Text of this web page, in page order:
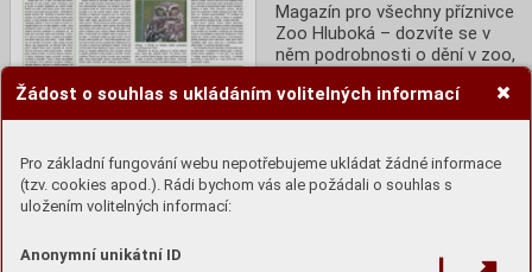
Žádost o souhlas s ukládáním volitelných informací
Pro základní fungování webu nepotřebujeme ukládat žádné informace
(tzv. cookies apod.). Rádi bychom vás ale požádali o souhlas s
uložením volitelných informací:
Anonymní unikátní ID
Magazín pro všechny příznivce
Zoo Hluboká – dozvíte se v
něm podrobnosti o dění v zoo,
zvířatech i ochraně přírody.
Číst